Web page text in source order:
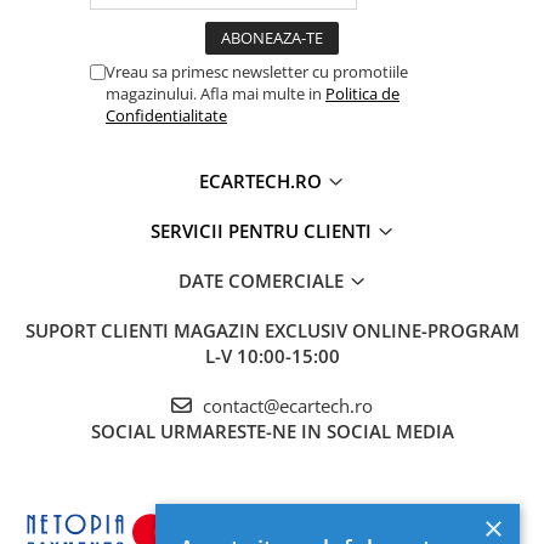
Aparate de lipit si capsat
Masini de polisat
Prelungitoare
Dezumidificatoare
Compresoare aer
Boxe & Subwoofer Auto
Difuzore Auto
Subwoofer Auto
Boxe portabile
Amplificatoare auto
Vreau sa primesc newsletter cu promotiile
magazinului. Afla mai multe in Politica de
Confidentialitate
ECARTECH.RO
SERVICII PENTRU CLIENTI
DATE COMERCIALE
SUPORT CLIENTI MAGAZIN EXCLUSIV ONLINE-PROGRAM
L-V 10:00-15:00
contact@ecartech.ro
SOCIAL URMARESTE-NE IN SOCIAL MEDIA
×